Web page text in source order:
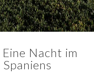
Nacht im